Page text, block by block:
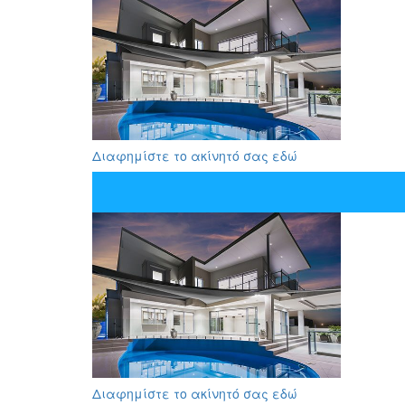
Διαφημίστε το ακίνητό σας εδώ
Διαφημίστε το ακίνητό σας εδώ